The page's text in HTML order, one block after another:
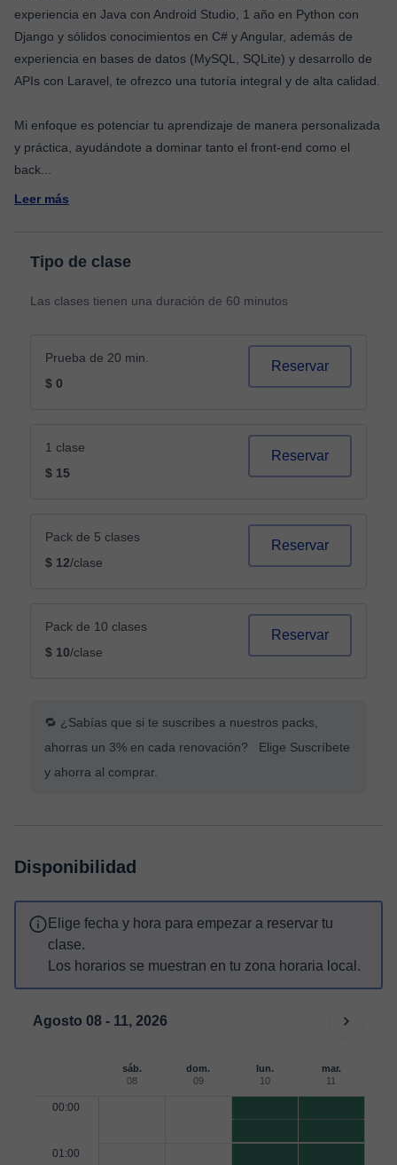
experiencia en Java con Android Studio, 1 año en Python con
Django y sólidos conocimientos en C# y Angular, además de
experiencia en bases de datos (MySQL, SQLite) y desarrollo de
APIs con Laravel, te ofrezco una tutoría integral y de alta calidad.
Mi enfoque es potenciar tu aprendizaje de manera personalizada
y práctica, ayudándote a dominar tanto el front-end como el
back
Leer más
Tipo de clase
Las clases tienen una duración de 60 minutos
Prueba de 20 min.
$ 0
Reservar
1 clase
$ 15
Reservar
Pack de 5 clases
$ 12/clase
Reservar
Pack de 10 clases
$ 10/clase
Reservar
🔁 ¿Sabías que si te suscribes a nuestros packs,
ahorras un 3% en cada renovación? Elige Suscríbete
y ahorra al comprar.
Disponibilidad
Elige fecha y hora para empezar a reservar tu
clase.
Los horarios se muestran en tu zona horaria local.
Agosto 08 - 11, 2026
sáb.
08
dom.
09
lun.
10
mar.
11
00:00
01:00